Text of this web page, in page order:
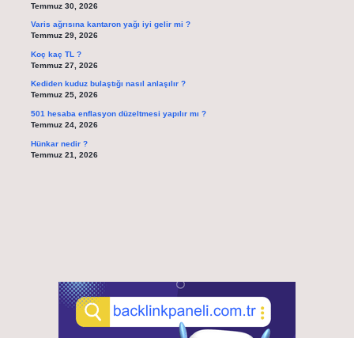
Temmuz 30, 2026
Varis ağrısına kantaron yağı iyi gelir mi ?
Temmuz 29, 2026
Koç kaç TL ?
Temmuz 27, 2026
Kediden kuduz bulaştığı nasıl anlaşılır ?
Temmuz 25, 2026
501 hesaba enflasyon düzeltmesi yapılır mı ?
Temmuz 24, 2026
Hünkar nedir ?
Temmuz 21, 2026